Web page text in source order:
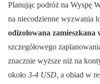
Planując podróż na Wyspę
na niecodzienne wyzwania
odizolowana zamieszkana
szczegółowego
znacznie wyższe niż na
około 3-4 USD, a obiad w